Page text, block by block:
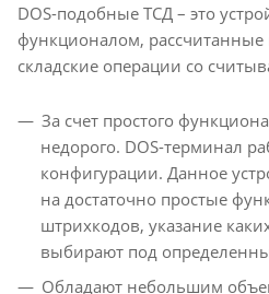
DOS-подобные ТСД – это
функционалом, рассчитанные
складские операции со
За счет простого
недорого. DOS-терминал
конфигурации. Данное
на достаточно простые
штрихкодов, указание
выбирают под
Обладают небольшим